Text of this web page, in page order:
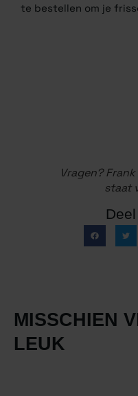
te bestellen om je
Vragen?
staat
MISSCHIEN
LEUK